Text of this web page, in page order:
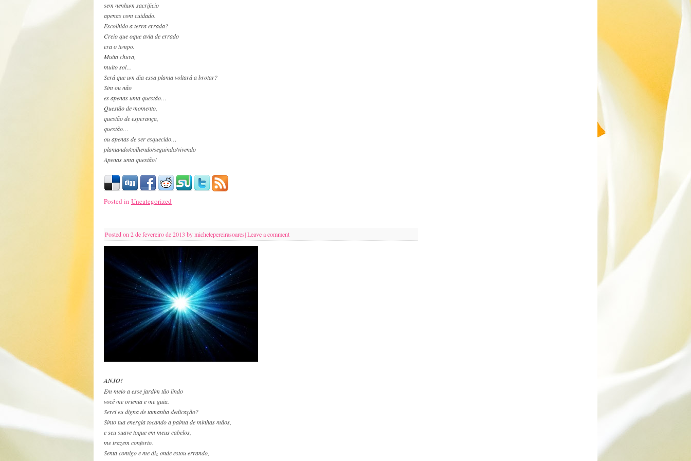
sem nenhum sacrificio
apenas com cuidado.
Escolhido a terra errada?
Creio que oque avia de errado
era o tempo.
Muita chuva,
muito sol…
Será que um dia essa planta voltará a brotar?
Sim ou não
es apenas uma questão…
Questão de momento,
questão de esperança,
questão…
ou apenas de ser esquecido…
plantando/colhendo/seguindo/vivendo
Apenas uma questão!
Posted in Uncategorized
Posted on 2 de fevereiro de 2013 bymichelepereirasoares|Leave a comment
ANJO!
Em meio a esse jardim tão lindo
você me orienta e me guia.
Serei eu digna de tamanha dedicação?
Sinto tua energia tocando a palma de minhas mãos,
e seu suave toque em meus cabelos,
me trazem conforto.
Senta comigo e me diz onde estou errando,